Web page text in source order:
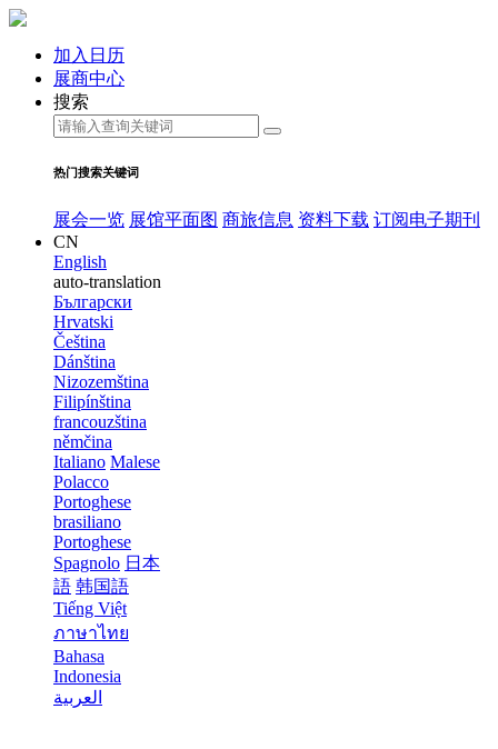
加入日历
展商中心
搜索
热门搜索关键词
展会一览 展馆平面图 商旅信息 资料下载 订阅电子期刊
CN
English
auto-translation
Български
Hrvatski
Čeština
Dánština
Nizozemština
Filipínština
francouzština
němčina
Italiano Malese
Polacco
Portoghese
brasiliano
Portoghese
Spagnolo 日本
語 韩国語
Tiếng Việt
ภาษาไทย
Bahasa
Indonesia
العربية